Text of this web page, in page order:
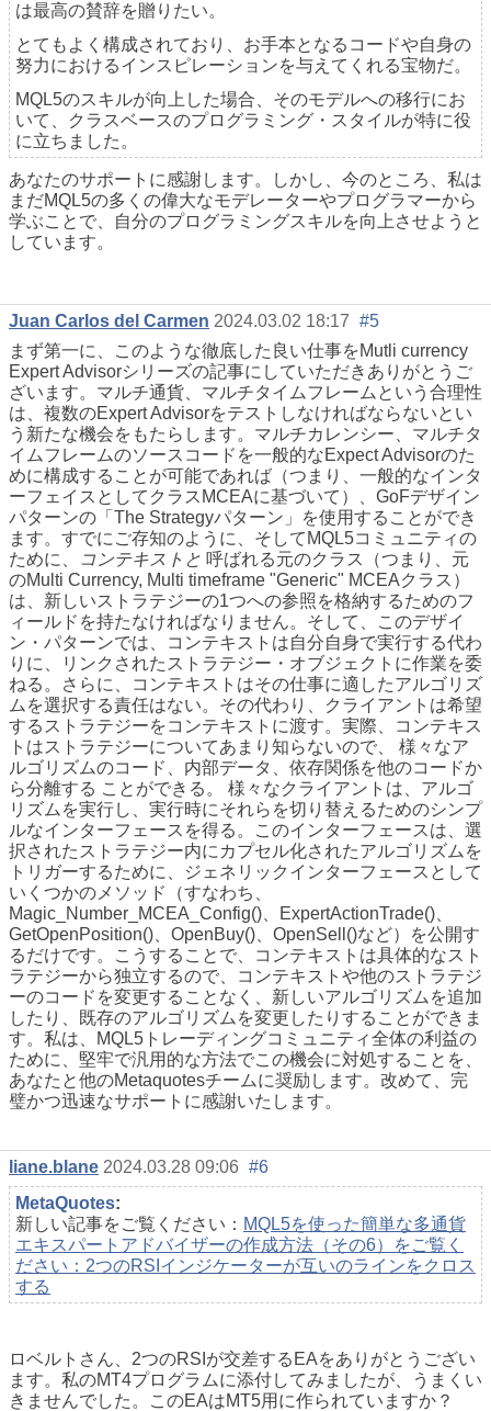
は最高の賛辞を贈りたい。
とてもよく構成されており、お手本となるコードや自身の
努力におけるインスピレーションを与えてくれる宝物だ。
MQL5のスキルが向上した場合、そのモデルへの移行にお
いて、クラスベースのプログラミング・スタイルが特に役
に立ちました。
あなたのサポートに感謝します。しかし、今のところ、私は
まだMQL5の多くの偉大なモデレーターやプログラマーから
学ぶことで、自分のプログラミングスキルを向上させようと
しています。
Juan Carlos del Carmen 2024.03.02 18:17 #5
まず第一に、このような徹底した良い仕事をMutli currency
Expert Advisorシリーズの記事にしていただきありがとうご
ざいます。マルチ通貨、マルチタイムフレームという合理性
は、複数のExpert Advisorをテストしなければならないとい
う新たな機会をもたらします。マルチカレンシー、マルチタ
イムフレームのソースコードを一般的なExpect Advisorのた
めに構成することが可能であれば（つまり、一般的なインタ
ーフェイスとしてクラスMCEAに基づいて）、GoFデザイン
パターンの「The Strategyパターン」を使用することができ
ます。すでにご存知のように、そしてMQL5コミュニティの
ために、
コンテキストと 呼ばれる元のクラス（つまり、元
のMulti Currency, Multi timeframe "Generic" MCEAクラス）
は、新しいストラテジーの1つへの参照を格納するためのフ
ィールドを持たなければなりません。そして、このデザイ
ン・パターンでは、コンテキストは自分自身で実行する代わ
りに、リンクされたストラテジー・オブジェクトに作業を委
ねる。さらに、コンテキストはその仕事に適したアルゴリズ
ムを選択する責任はない。その代わり、クライアントは希望
するストラテジーをコンテキストに渡す。実際、コンテキス
トはストラテジーについてあまり知らないので、
様々なア
ルゴリズムのコード、内部データ、依存関係を他のコードか
ら分離する ことができる。
様々なクライアントは、アルゴ
リズムを実行し、実行時にそれらを切り替えるためのシンプ
ルなインターフェースを得る 。このインターフェースは、選
択されたストラテジー内にカプセル化されたアルゴリズムを
トリガーするために、ジェネリックインターフェースとして
いくつかのメソッド（すなわち、
Magic_Number_MCEA_Config()、ExpertActionTrade()、
GetOpenPosition()、OpenBuy()、OpenSell()など）を公開す
るだけです。こうすることで、コンテキストは具体的なスト
ラテジーから独立するので、コンテキストや他のストラテジ
ーのコードを変更することなく、新しいアルゴリズムを追加
したり、既存のアルゴリズムを変更したりすることができま
す。私は、MQL5トレーディングコミュニティ全体の利益の
ために、堅牢で汎用的な方法でこの機会に対処することを、
あなたと他のMetaquotesチームに奨励します。改めて、完
璧かつ迅速なサポートに感謝いたします。
liane.blane 2024.03.28 09:06 #6
MetaQuotes:
新しい記事をご覧ください： MQL5を使った簡単な多通貨
エキスパートアドバイザーの作成方法（その6）をご覧く
ださい：2つのRSIインジケーターが互いのラインをクロス
する
ロベルトさん、2つのRSIが交差するEAをありがとうござい
ます。私のMT4プログラムに添付してみましたが、うまくい
きませんでした。このEAはMT5用に作られていますか？